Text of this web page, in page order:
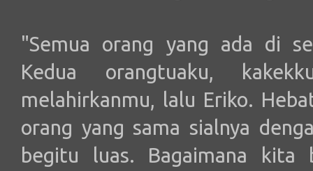
"Semua orang yang ada di
Kedua orangtuaku,
melahirkanmu, lalu Eriko.
orang yang sama sialnya
begitu luas. Bagaimana kita